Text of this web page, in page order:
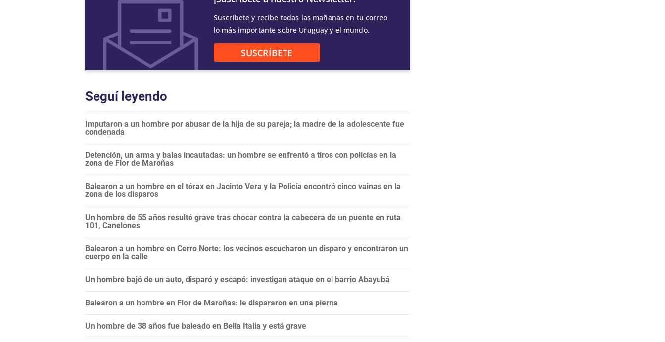
Suscríbete y recibe todas las mañanas en tu correo
lo más importante sobre Uruguay y el mundo.
SUSCRÍBETE
Seguí leyendo
Imputaron a un hombre por abusar de la hija de su pareja; la madre de la adolescente fue
condenada
Detención, un arma y balas incautadas: un hombre se enfrentó a tiros con policías en la
zona de Flor de Maroñas
Balearon a un hombre en el tórax en Jacinto Vera y la Policía encontró cinco vainas en la
zona de los disparos
Un hombre de 55 años resultó grave tras chocar contra la cabecera de un puente en ruta
101, Canelones
Balearon a un hombre en Cerro Norte: los vecinos escucharon un disparo y encontraron un
cuerpo en la calle
Un hombre bajó de un auto, disparó y escapó: investigan ataque en el barrio Abayubá
Balearon a un hombre en Flor de Maroñas: le dispararon en una pierna
Un hombre de 38 años fue baleado en Bella Italia y está grave